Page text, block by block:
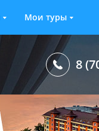
Мои туры
8